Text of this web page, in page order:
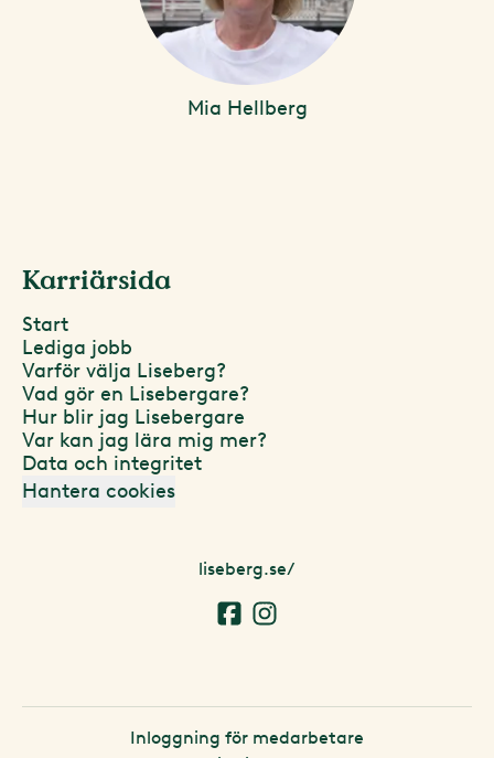
Mia Hellberg
Karriärsida
Start
Lediga jobb
Varför välja Liseberg?
Vad gör en Lisebergare?
Hur blir jag Lisebergare
Var kan jag lära mig mer?
Data och integritet
Hantera cookies
liseberg.se/
Inloggning för medarbetare